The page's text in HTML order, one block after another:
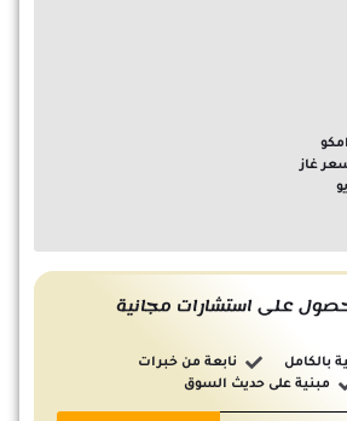
غاز
على استشارات مجانية
بالكامل
نابعة من خبرات
مبنية على حديث السوق